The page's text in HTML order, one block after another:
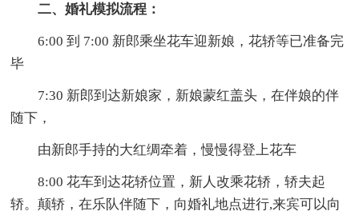
二、婚礼模拟流程：
6:00 到 7:00 新郎乘坐花车迎新娘，花轿等已准备完
毕
7:30 新郎到达新娘家，新娘蒙红盖头，在伴娘的伴
随下，
由新郎手持的大红绸牵着，慢慢得登上花车
8:00 花车到达花轿位置，新人改乘花轿，轿夫起
轿。颠轿，在乐队伴随下，向婚礼地点进行,来宾可以向